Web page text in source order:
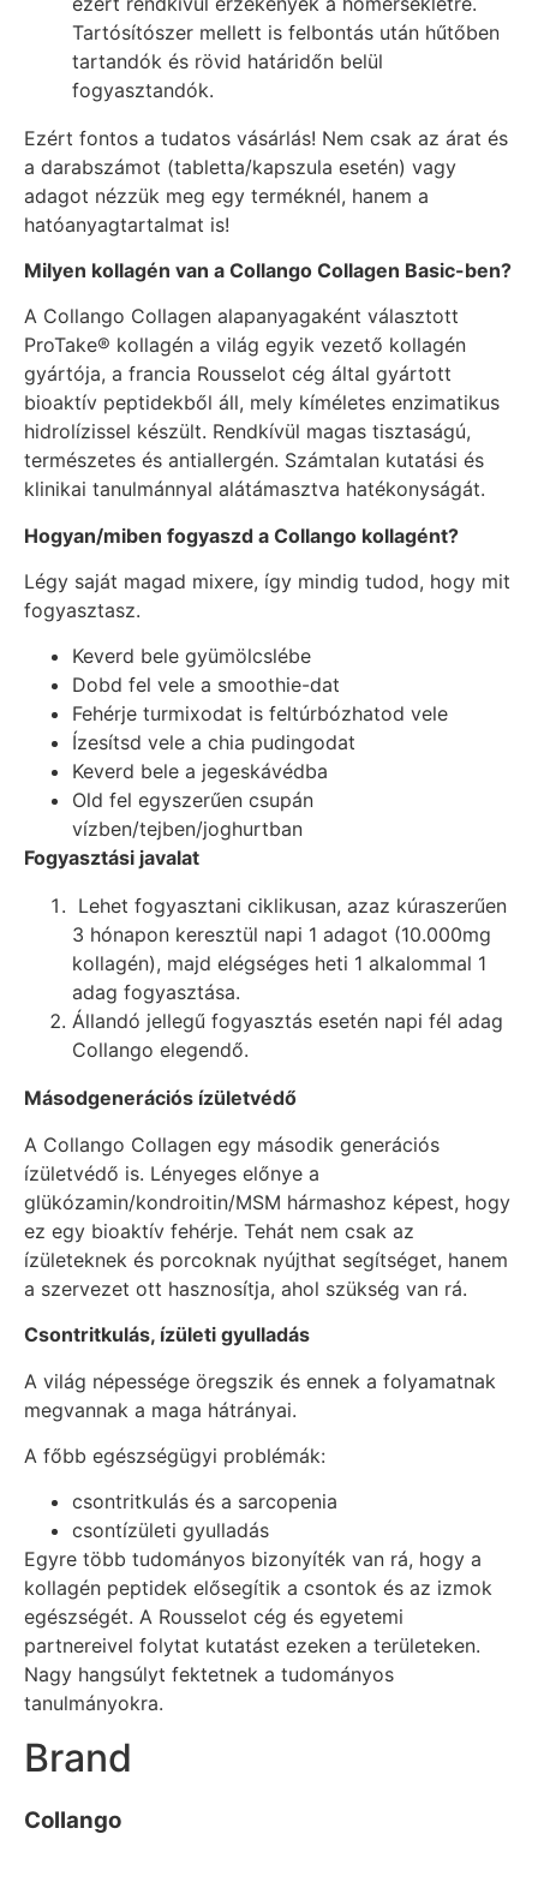
Tartósítószer mellett is felbontás után hűtőben
tartandók és rövid határidőn belül
fogyasztandók.
Ezért fontos a tudatos vásárlás! Nem csak az árat és
a darabszámot (tabletta/kapszula esetén) vagy
adagot nézzük meg egy terméknél, hanem a
hatóanyagtartalmat is!
Milyen kollagén van a Collango Collagen Basic-ben?
A Collango Collagen alapanyagaként választott
ProTake® kollagén a világ egyik vezető kollagén
gyártója, a francia Rousselot cég által gyártott
bioaktív peptidekből áll, mely kíméletes enzimatikus
hidrolízissel készült. Rendkívül magas tisztaságú,
természetes és antiallergén. Számtalan kutatási és
klinikai tanulmánnyal alátámasztva hatékonyságát.
Hogyan/miben fogyaszd a Collango kollagént?
Légy saját magad mixere, így mindig tudod, hogy mit
fogyasztasz.
Keverd bele gyümölcslébe
Dobd fel vele a smoothie-dat
Fehérje turmixodat is feltúrbózhatod vele
Ízesítsd vele a chia pudingodat
Keverd bele a jegeskávédba
Old fel egyszerűen csupán
vízben/tejben/joghurtban​​​
Fogyasztási javalat
Lehet fogyasztani ciklikusan, azaz kúraszerűen
3 hónapon keresztül napi 1 adagot (10.000mg
kollagén), majd elégséges heti 1 alkalommal 1
adag fogyasztása.
Állandó jellegű fogyasztás esetén napi fél adag
Collango elegendő.
Másodgenerációs ízületvédő
A Collango Collagen egy második generációs
ízületvédő is. Lényeges előnye a
glükózamin/kondroitin/MSM hármashoz képest, hogy
ez egy bioaktív fehérje. Tehát nem csak az
ízületeknek és porcoknak nyújthat segítséget, hanem
a szervezet ott hasznosítja, ahol szükség van rá.
Csontritkulás, ízületi gyulladás
A világ népessége öregszik és ennek a folyamatnak
megvannak a maga hátrányai.
A főbb egészségügyi problémák:
csontritkulás és a sarcopenia
csontízületi gyulladás
Egyre több tudományos bizonyíték van rá, hogy a
kollagén peptidek elősegítik a csontok és az izmok
egészségét. A Rousselot cég és egyetemi
partnereivel folytat kutatást ezeken a területeken.
Nagy hangsúlyt fektetnek a tudományos
tanulmányokra.
Brand
Collango